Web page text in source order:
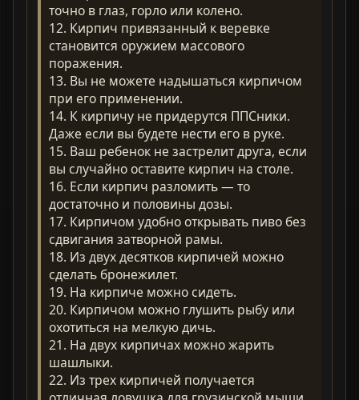
точно в глаз, горло или колено.
12. Кирпич привязанный к веревке
становится оружием массового
поражения.
13. Вы не можете надышаться кирпичом
при его применении.
14. К кирпичу не придерутся ППСники.
Даже если вы будете нести его в руке.
15. Ваш ребенок не застрелит друга, если
вы случайно оставите кирпич на столе.
16. Если кирпич разломить — то
достаточно и половины дозы.
17. Кирпичом удобно открывать пиво без
сдвигания затворной рамы.
18. Из двух десятков кирпичей можно
сделать бронежилет.
19. Hа кирпиче можно сидеть.
20. Кирпичом можно глушить рыбу или
охотиться на мелкую дичь.
21. Hа двух кирпичах можно жарить
шашлыки.
22. Из трех кирпичей получается